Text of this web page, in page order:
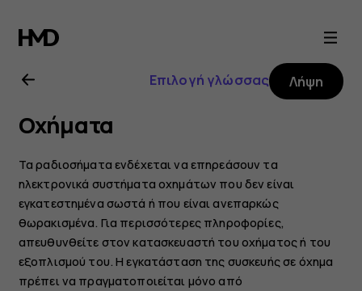
Οδηγίες
χρήσης
Nokia
6.2
Επιλογή γλώσσας Λήψη
Οχήματα
Τα ραδιοσήματα ενδέχεται να επηρεάσουν τα
ηλεκτρονικά συστήματα οχημάτων που δεν είναι
εγκατεστημένα σωστά ή που είναι ανεπαρκώς
θωρακισμένα. Για περισσότερες πληροφορίες,
απευθυνθείτε στον κατασκευαστή του οχήματος ή του
εξοπλισμού του. Η εγκατάσταση της συσκευής σε όχημα
πρέπει να πραγματοποιείται μόνο από